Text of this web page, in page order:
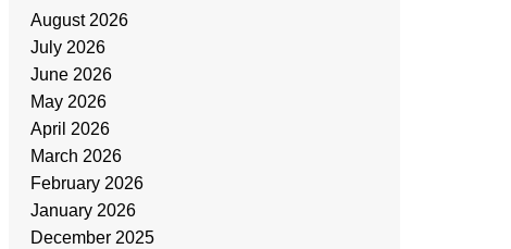
August 2026
July 2026
June 2026
May 2026
April 2026
March 2026
February 2026
January 2026
December 2025